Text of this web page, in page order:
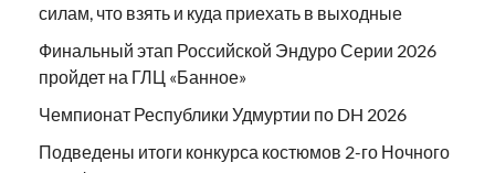
силам, что взять и куда приехать в выходные
Финальный этап Российской Эндуро Серии 2026
пройдет на ГЛЦ «Банное»
Чемпионат Республики Удмуртии по DH 2026
Подведены итоги конкурса костюмов 2-го Ночного